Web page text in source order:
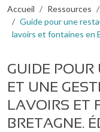
Fil d'Ariane
Accueil Ressources
Guide pour une
lavoirs et fontaines en
GUIDE
ET UNE
LAVOIRS ET
BRETAGNE.